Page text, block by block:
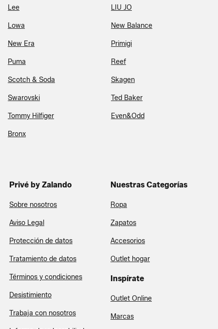
Lee LIU JO
Lowa New Balance
New Era Primigi
Puma Reef
Scotch & Soda Skagen
Swarovski Ted Baker
Tommy Hilfiger Even&Odd
Bronx
Privé by Zalando
Sobre nosotros
Aviso Legal
Protección de datos
Tratamiento de datos
Términos y condiciones
Desistimiento
Trabaja con nosotros
Nuestras Categorías
Ropa
Zapatos
Accesorios
Outlet hogar
Inspírate
Outlet Online
Marcas